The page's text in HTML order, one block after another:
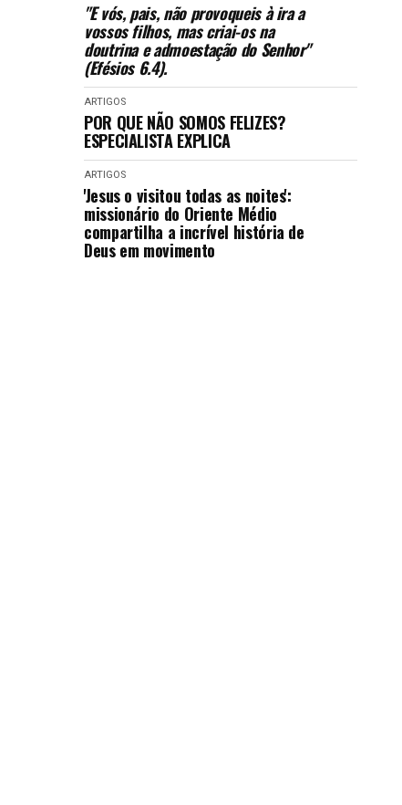
"E vós, pais, não provoqueis à ira a
vossos filhos, mas criai-os na
doutrina e admoestação do Senhor"
(Efésios 6.4).
ARTIGOS
POR QUE NÃO SOMOS FELIZES?
ESPECIALISTA EXPLICA
ARTIGOS
'Jesus o visitou todas as noites':
missionário do Oriente Médio
compartilha a incrível história de
Deus em movimento